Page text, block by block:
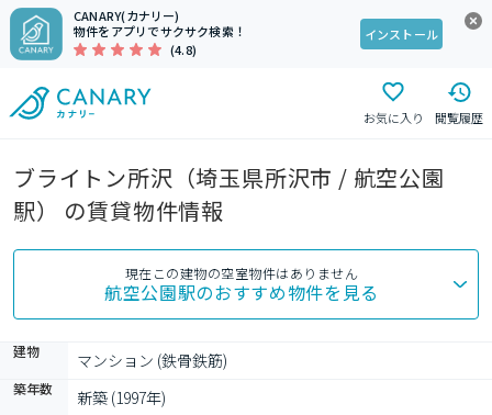
CANARY(カナリー)
物件をアプリでサクサク検索！
(4.8)
インストール
お気に入り 閲覧履歴
ブライトン所沢（埼玉県所沢市 / 航空公園
駅） の賃貸物件情報
現在この建物の空室物件はありません
航空公園駅のおすすめ物件を見る
建物 マンション (鉄骨鉄筋)
築年数 新築 (1997年)